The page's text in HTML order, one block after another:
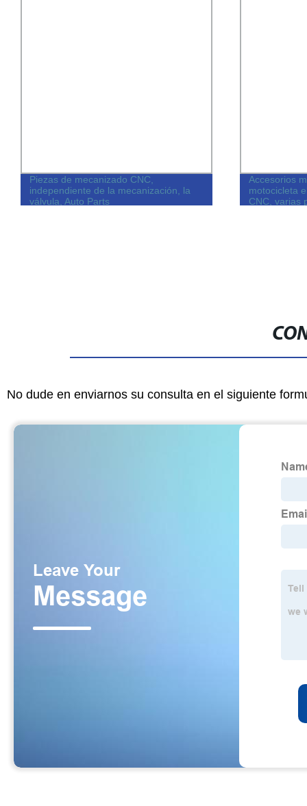
Piezas de mecanizado CNC,
independiente de la mecanización, la
válvula, Auto Parts
Accesorios
motocicleta
CNC, varias
No dude en enviarnos su consulta en el siguiente